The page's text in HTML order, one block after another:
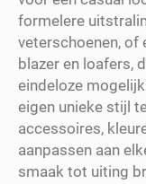
formelere
veterschoenen, of
blazer en loafers,
eindeloze
eigen unieke stijl
accessoires,
aanpassen aan
smaak tot uiting